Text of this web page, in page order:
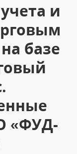
и
базе
«ФУД-